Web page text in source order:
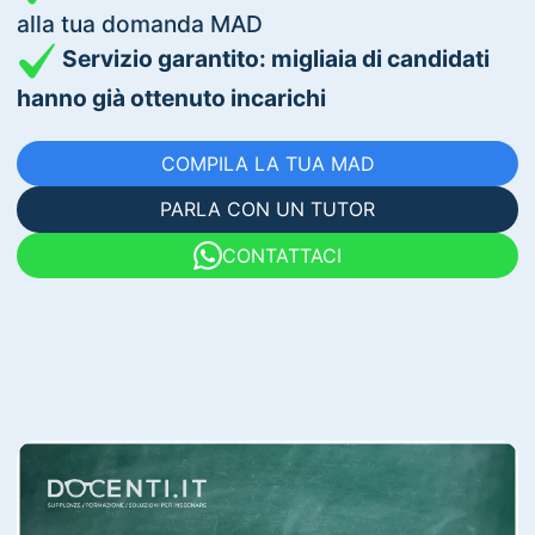
alla tua domanda MAD
Servizio garantito: migliaia di candidati
hanno già ottenuto incarichi
COMPILA LA TUA MAD
PARLA CON UN TUTOR
CONTATTACI